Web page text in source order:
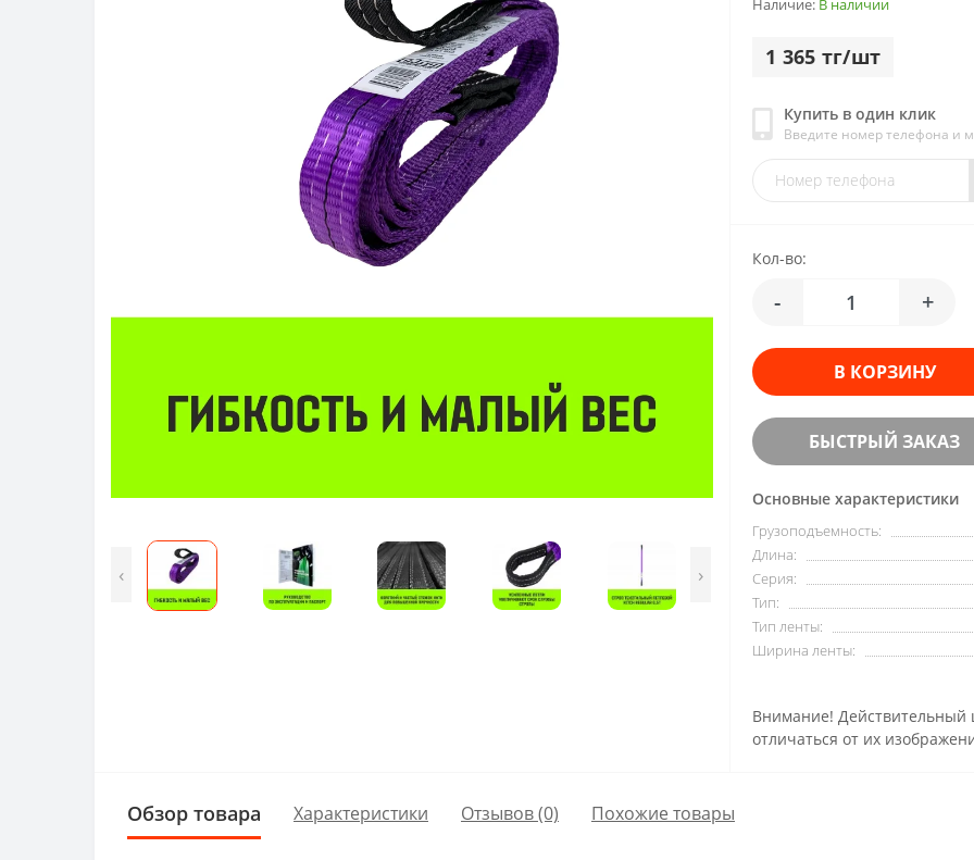
‹ ›
Наличие: В наличии
1 365 тг/шт
Купить в один клик
Введите номер телефона и
Кол-во:
- +
В КОРЗИНУ
БЫСТРЫЙ ЗАКАЗ
Основные характеристики
Грузоподъемность:
Длина:
Серия:
Тип:
Тип ленты:
Ширина ленты:
Внимание! Действительный
отличаться от их
Обзор товара Характеристики Отзывов (0) Похожие товары